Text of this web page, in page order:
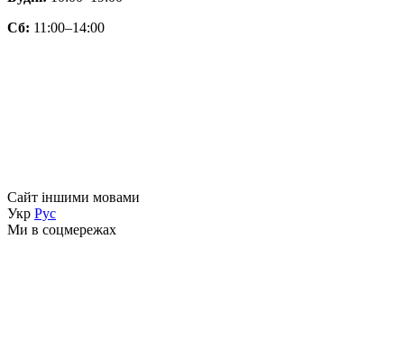
Сб: 11:00–14:00
Сайт іншими мовами
Укр Рус
Ми в соцмережах